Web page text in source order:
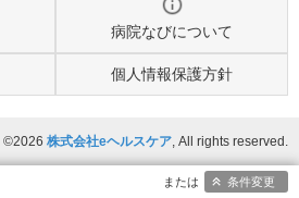
病院なびについて
個人情報保護方針
©2026 株式会社eヘルスケア, All rights reserved.
条件変更